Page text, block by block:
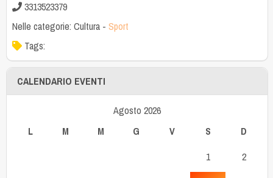
3313523379
Nelle categorie: Cultura- Sport
Tags:
CALENDARIO EVENTI
Agosto 2026
L
M M G V S D
1 2